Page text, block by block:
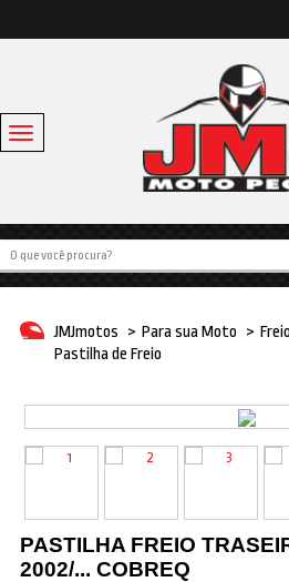
Toggle
navigation
Baús e Bagageiros
Capacetes
Linha Bike
Para sua moto
Pneus e Câmaras
Promoções
JMJmotos > Para sua Moto >
Pastilha de Freio
PASTILHA FREIO
2002/... COBREQ